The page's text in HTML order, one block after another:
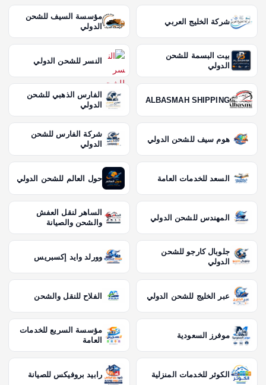
شركة الخليج العربي
مؤسسة السيف للشحن
الدولي
بيت البسمة للشحن
الدولي
النسر للشحن الدولي
ALBASMAH SHIPPING
الفارس الذهبي للشحن
الدولي
هوم سيف للشحن الدولي
شركة الفارس للشحن
الدولي
السعد للخدمات العامة حول العالم للشحن الدولي
المهندس للشحن الدولي
الساهر لنقل العفش
والشحن والصيانة
جلوبال كارجو للشحن
الدولي
وورلد وايد إكسبريس
عبر الخليج للشحن الدولي الفلاح للنقل والشحن
موفرز السعودية
مؤسسة السريع للخدمات
العامة
الكوثر للخدمات المنزلية رابيد بروفيكس للصيانة